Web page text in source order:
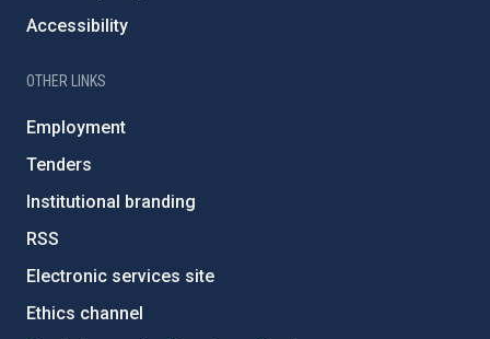
Accessibility
OTHER LINKS
Employment
Tenders
Institutional branding
RSS
Electronic services site
Ethics channel